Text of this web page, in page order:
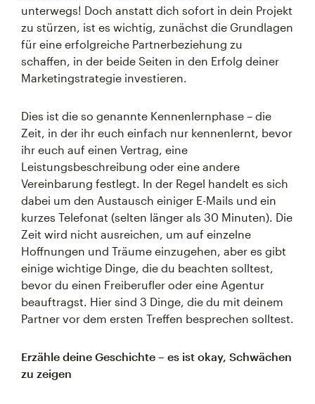
unterwegs! Doch anstatt dich sofort in dein Projekt
zu stürzen, ist es wichtig, zunächst die Grundlagen
für eine erfolgreiche Partnerbeziehung zu
schaffen, in der beide Seiten in den Erfolg deiner
Marketingstrategie investieren.
Dies ist die so genannte Kennenlernphase – die
Zeit, in der ihr euch einfach nur kennenlernt, bevor
ihr euch auf einen Vertrag, eine
Leistungsbeschreibung oder eine andere
Vereinbarung festlegt. In der Regel handelt es sich
dabei um den Austausch einiger E-Mails und ein
kurzes Telefonat (selten länger als 30 Minuten). Die
Zeit wird nicht ausreichen, um auf einzelne
Hoffnungen und Träume einzugehen, aber es gibt
einige wichtige Dinge, die du beachten solltest,
bevor du einen Freiberufler oder eine Agentur
beauftragst. Hier sind 3 Dinge, die du mit deinem
Partner vor dem ersten Treffen besprechen solltest.
Erzähle deine Geschichte – es ist okay, Schwächen
zu zeigen